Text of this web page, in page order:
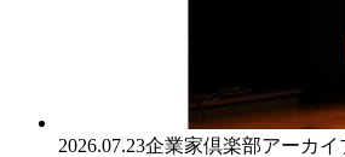
2026.07.23企業家倶楽部アーカイ